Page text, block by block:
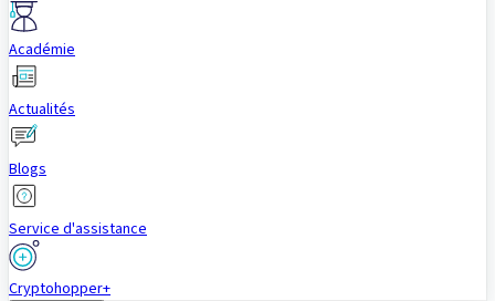
Académie
Actualités
Blogs
Service d'assistance
Cryptohopper+